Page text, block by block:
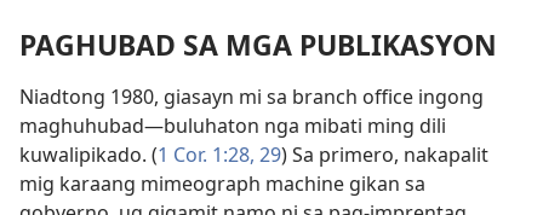
PAGHUBAD SA MGA PUBLIKASYON
Niadtong 1980, giasayn mi sa branch office ingong
maghuhubad—buluhaton nga mibati ming dili
kuwalipikado. (1 Cor. 1:28, 29) Sa primero, nakapalit
mig karaang mimeograph machine gikan sa